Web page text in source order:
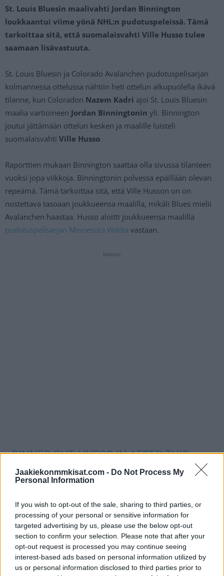
Jaakiekonmmkisat.com - Do Not Process My
Personal Information
If you wish to opt-out of the sale, sharing to third parties, or
processing of your personal or sensitive information for
targeted advertising by us, please use the below opt-out
section to confirm your selection. Please note that after your
opt-out request is processed you may continue seeing
interest-based ads based on personal information utilized by
us or personal information disclosed to third parties prior to
St. Louis Bluesin maalivahti Jordan Binnington
loukkaantui viime yönä NHL:n pudotuspeleissä. Tämä
tarkoittaa sitä, että suomalaisvahti Ville Husso tulee
saamaan lisävastuuta.
St. Louis Bluesin ja Colorado Avalanchen pudotuspelisarjan
kolmannessa ottelussa nähtiin heti ottelun alkupuolella ikävä
tilanne, kun Coloradon Nazem Kadri ajoi St. Louis Bluesin
maalia vartioineen Jordan Binningtonin yli. Binnington
joutui jättämään ottelun kesken ja maalille luisteli
suomalaisvahti Ville Husso.
Raporttien mukaan Binnington saattaa olla sivussa tilanteen
vuoksi jopa viikkoja. Binningtonin polvessa epäillään olevan
repeämä. Tämä tarkoittaa sitä, että Ville Husson on on
nostettava tasoaan joukkueensa maalilla, mikäli Blues mielii
Avalanchen haastaa. Husso aloitti joukkueensa maalilla
pudotuspelisarjan Minnesota Wildia vastaan.
Mainos:
BINNER OUT, HUSSO IN AFTER THIS
COLLISION WITH NAZEM
PIC.TWITTER.COM/Q7TH2ATF5I
— Spittin' Chiclets (@spittinchiclets)May 22, 2022
Jos twiitti ei näy laitteellasi voit katsoa sen suoraanTwitteristä